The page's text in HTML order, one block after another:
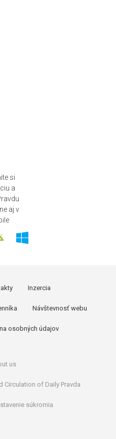
si
a
aj v
Inzercia
Návštevnosť webu
osobných údajov
us
Circulation of Daily Pravda
súkromia